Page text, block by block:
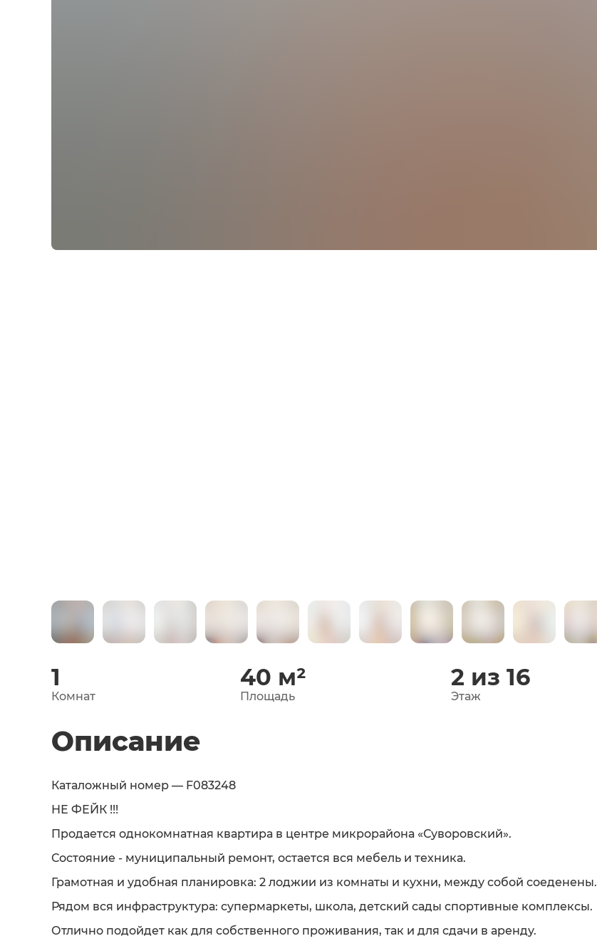
1
Комнат
40 м²
Площадь
2 из 16
Этаж
Описание
Каталожный номер — F083248
НЕ ФЕЙК !!!
Продается однокомнатная квартира в центре микрорайона «Суворовский».
Состояние - муниципальный ремонт, остается вся мебель и техника.
Грамотная и удобная планировка: 2 лоджии из комнаты и кухни, между собой соеденены.
Рядом вся инфраструктура: супермаркеты, школа, детский сады спортивные комплексы.
Отлично подойдет как для собственного проживания, так и для сдачи в аренду.